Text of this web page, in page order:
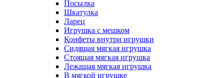
Посылка
Шкатулка
Ларец
Игрушка с мешком
Конфеты внутри игрушки
Сидящая мягкая игрушка
Стоящая мягкая игрушка
Лежащая мягкая игрушка
В мягкой игрушке